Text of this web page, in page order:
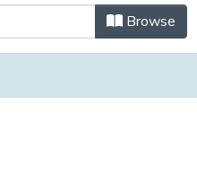
Вип. 28. 2010
Browse